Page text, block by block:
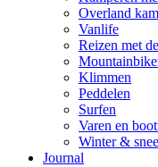
Overland
Vanlife
Reizen met
Klimmen
Peddelen
Surfen
Varen en
Winter &
Journal